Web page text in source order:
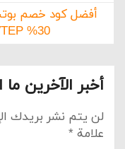
أفضل كود خصم
30% VTEP
أخبر الآخرين ما
لن يتم نشر بريدك
علامة *